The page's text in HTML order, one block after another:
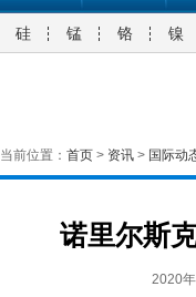
硅 锰 铬 镍
当前位置： 首页 > 资讯 > 国际动
诺里尔斯
2020